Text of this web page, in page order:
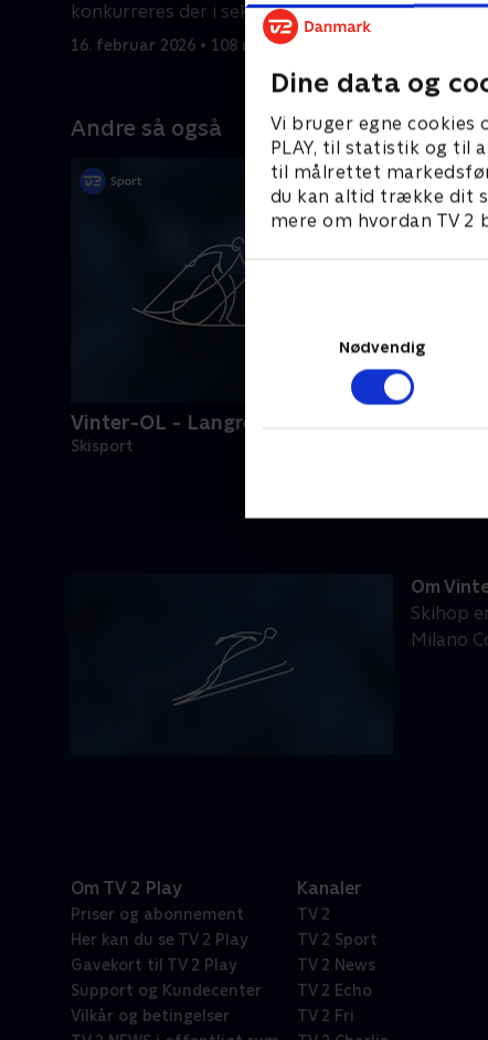
Dine data og
Vi bruger egne cookies
PLAY, til statistik og til
til målrettet
du kan altid trække dit
mere om hvordan TV 2
Nødvendig
konkurreres der i seks discipliner for
både mænd og kvinder.
16. februar 2026 • 108 min
Andre så også
Vinter-OL - Langrend
Skisport
Om
Skihop
Milano
Om TV 2 Play
Priser og abonnement
Her kan du se TV 2 Play
Gavekort til TV 2 Play
Support og Kundecenter
Vilkår og betingelser
Kanaler
TV 2
TV 2 Sport
TV 2 News
TV 2 Echo
TV 2 Fri